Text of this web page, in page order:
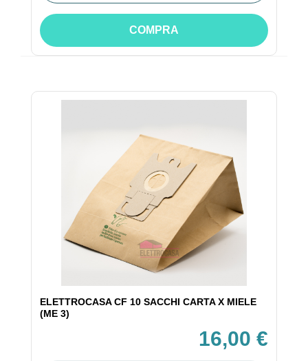
COMPRA
ELETTROCASA CF 10 SACCHI CARTA X MIELE
(ME 3)
16,00 €